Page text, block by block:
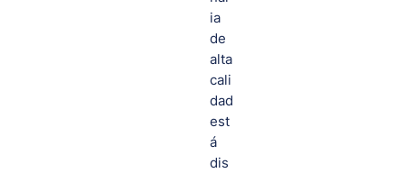
ia
de
alta
cali
dad
est
á
dis